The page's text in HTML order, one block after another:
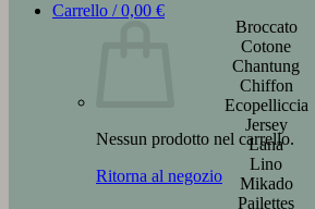
Carrello /0,00 €
Nessun prodotto nel carrello.
Ritorna al negozio
Broccato
Cotone
Chantung
Chiffon
Ecopelliccia
Jersey
Lana
Lino
Mikado
Pailettes